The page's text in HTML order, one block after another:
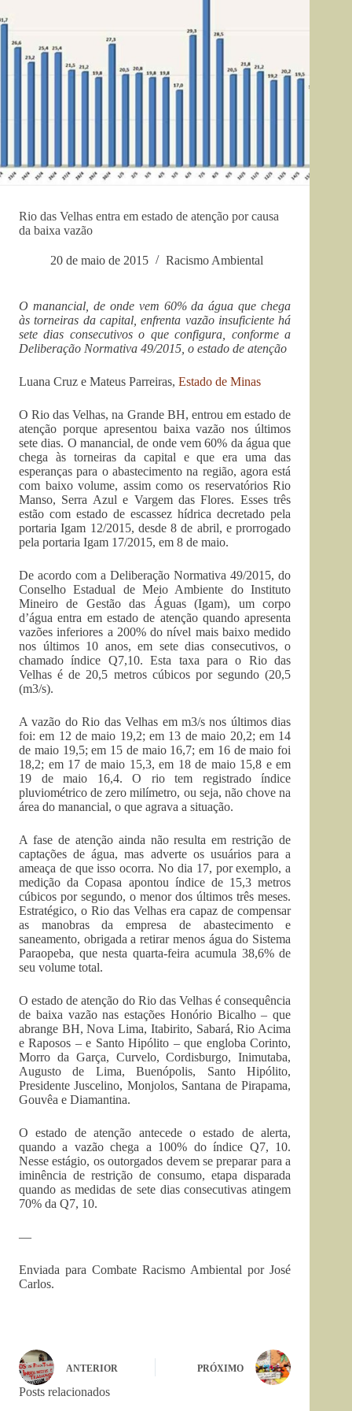
Rio das Velhas entra em estado de atenção por causa
da baixa vazão
20 de maio de 2015 Racismo Ambiental
O manancial, de onde vem 60% da água que chega
às torneiras da capital, enfrenta vazão insuficiente há
sete dias consecutivos o que configura, conforme a
Deliberação Normativa 49/2015, o estado de atenção
Luana Cruz e Mateus Parreiras, Estado de Minas
O Rio das Velhas, na Grande BH, entrou em estado de
atenção porque apresentou baixa vazão nos últimos
sete dias. O manancial, de onde vem 60% da água que
chega às torneiras da capital e que era uma das
esperanças para o abastecimento na região, agora está
com baixo volume, assim como os reservatórios Rio
Manso, Serra Azul e Vargem das Flores. Esses três
estão com estado de escassez hídrica decretado pela
portaria Igam 12/2015, desde 8 de abril, e prorrogado
pela portaria Igam 17/2015, em 8 de maio.
De acordo com a Deliberação Normativa 49/2015, do
Conselho Estadual de Meio Ambiente do Instituto
Mineiro de Gestão das Águas (Igam), um corpo
d’água entra em estado de atenção quando apresenta
vazões inferiores a 200% do nível mais baixo medido
nos últimos 10 anos, em sete dias consecutivos, o
chamado índice Q7,10. Esta taxa para o Rio das
Velhas é de 20,5 metros cúbicos por segundo (20,5
(m3/s).
A vazão do Rio das Velhas em m3/s nos últimos dias
foi: em 12 de maio 19,2; em 13 de maio 20,2; em 14
de maio 19,5; em 15 de maio 16,7; em 16 de maio foi
18,2; em 17 de maio 15,3, em 18 de maio 15,8 e em
19 de maio 16,4. O rio tem registrado índice
pluviométrico de zero milímetro, ou seja, não chove na
área do manancial, o que agrava a situação.
A fase de atenção ainda não resulta em restrição de
captações de água, mas adverte os usuários para a
ameaça de que isso ocorra. No dia 17, por exemplo, a
medição da Copasa apontou índice de 15,3 metros
cúbicos por segundo, o menor dos últimos três meses.
Estratégico, o Rio das Velhas era capaz de compensar
as manobras da empresa de abastecimento e
saneamento, obrigada a retirar menos água do Sistema
Paraopeba, que nesta quarta-feira acumula 38,6% de
seu volume total.
O estado de atenção do Rio das Velhas é consequência
de baixa vazão nas estações Honório Bicalho – que
abrange BH, Nova Lima, Itabirito, Sabará, Rio Acima
e Raposos – e Santo Hipólito – que engloba Corinto,
Morro da Garça, Curvelo, Cordisburgo, Inimutaba,
Augusto de Lima, Buenópolis, Santo Hipólito,
Presidente Juscelino, Monjolos, Santana de Pirapama,
Gouvêa e Diamantina.
O estado de atenção antecede o estado de alerta,
quando a vazão chega a 100% do índice Q7, 10.
Nesse estágio, os outorgados devem se preparar para a
iminência de restrição de consumo, etapa disparada
quando as medidas de sete dias consecutivas atingem
70% da Q7, 10.
—
Enviada para Combate Racismo Ambiental por José
Carlos.
ANTERIOR PRÓXIMO
Posts relacionados